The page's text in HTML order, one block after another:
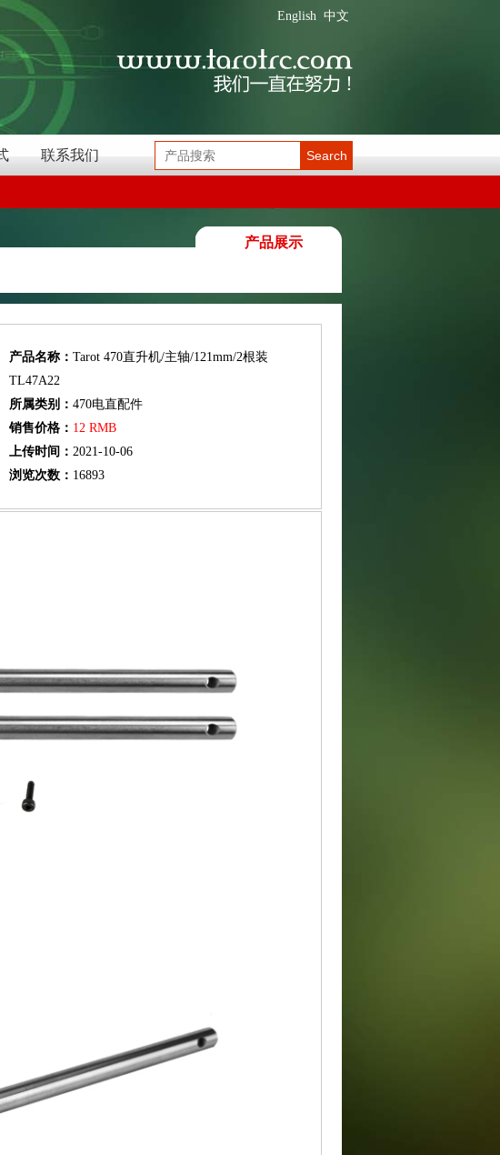
中文
English
联系我们 Search
产品展示
产品名称： Tarot 470直升机/主轴/121mm/2根装
TL47A22
所属类别： 470电直配件
销售价格： 12 RMB
上传时间： 2021-10-06
浏览次数： 16893